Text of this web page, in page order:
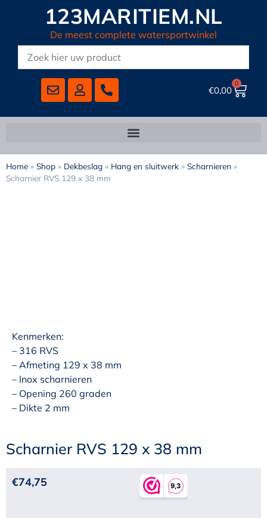
123MARITIEM.NL
De meest complete watersportwinkel
€0,00
0
Home » Shop » Dekbeslag » Hang en sluitwerk » Scharnieren »
Scharnier RVS 129 x 38 mm
Kenmerken:
– 316 RVS
– Afmeting 129 x 38 mm
– Inox scharnieren
– Opening 260 graden
– Dikte 2 mm
Scharnier RVS 129 x 38 mm
€74,75